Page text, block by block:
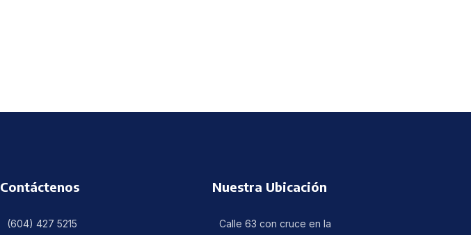
Contáctenos
(604) 427 5215
Nuestra Ubicación
Calle 63 con cruce en la